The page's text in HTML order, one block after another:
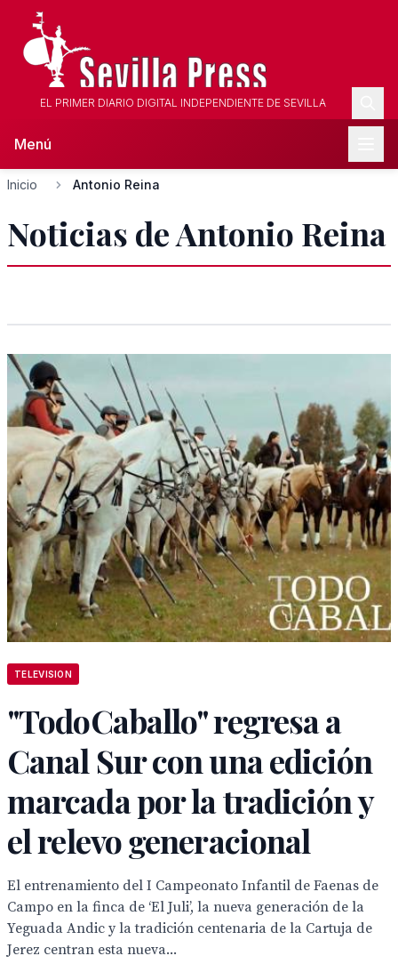
EL PRIMER DIARIO DIGITAL INDEPENDIENTE DE SEVILLA
Menú
Inicio Antonio Reina
Noticias de Antonio Reina
TELEVISION
"TodoCaballo" regresa a
Canal Sur con una edición
marcada por la tradición y
el relevo generacional
El entrenamiento del I Campeonato Infantil de Faenas de
Campo en la finca de ‘El Juli’, la nueva generación de la
Yeguada Andic y la tradición centenaria de la Cartuja de
Jerez centran esta nueva...